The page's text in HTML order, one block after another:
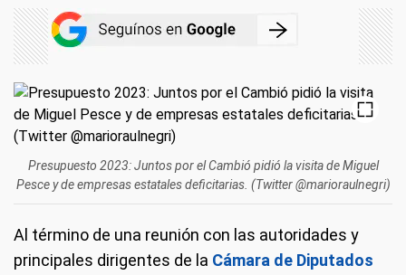
Presupuesto 2023: Juntos por el Cambió pidió la visita de Miguel
Pesce y de empresas estatales deficitarias. (Twitter @marioraulnegri)
Al término de una reunión con las autoridades y
principales dirigentes de la Cámara de Diputados